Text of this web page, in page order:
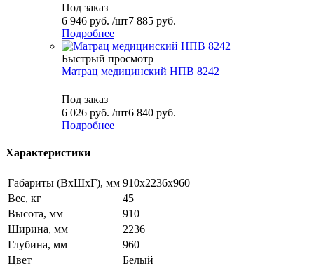
Под заказ
6 946 руб. /шт7 885 руб.
Подробнее
Быстрый просмотр
Матрац медицинский НПВ 8242
Под заказ
6 026 руб. /шт6 840 руб.
Подробнее
Характеристики
Габариты (ВxШxГ), мм 910x2236x960
Вес, кг
45
Высота, мм
910
Ширина, мм
2236
Глубина, мм
960
Цвет
Белый